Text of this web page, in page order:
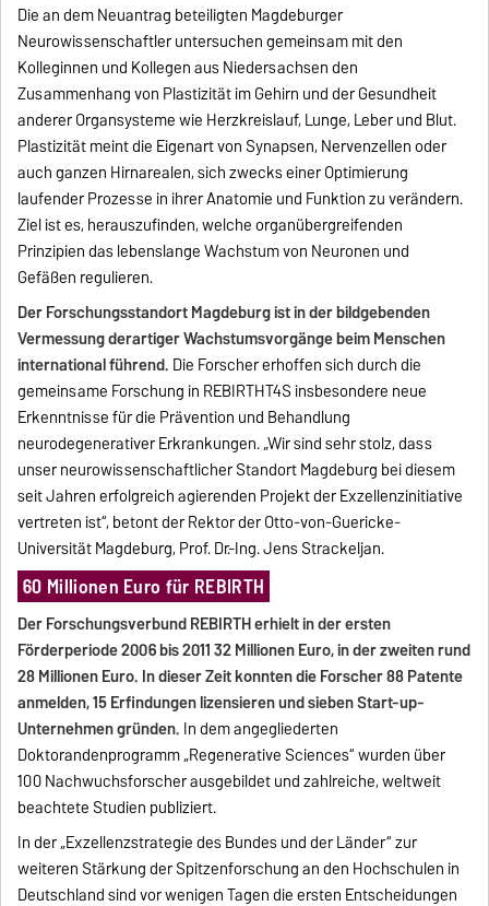
Die an dem Neuantrag beteiligten Magdeburger
Neurowissenschaftler untersuchen gemeinsam mit den
Kolleginnen und Kollegen aus Niedersachsen den
Zusammenhang von Plastizität im Gehirn und der Gesundheit
anderer Organsysteme wie Herzkreislauf, Lunge, Leber und Blut.
Plastizität meint die Eigenart von Synapsen, Nervenzellen oder
auch ganzen Hirnarealen, sich zwecks einer Optimierung
laufender Prozesse in ihrer Anatomie und Funktion zu verändern.
Ziel ist es, herauszufinden, welche organübergreifenden
Prinzipien das lebenslange Wachstum von Neuronen und
Gefäßen regulieren.
Der Forschungsstandort Magdeburg ist in der bildgebenden
Vermessung derartiger Wachstumsvorgänge beim Menschen
international führend. Die Forscher erhoffen sich durch die
gemeinsame Forschung in REBIRTHT4S insbesondere neue
Erkenntnisse für die Prävention und Behandlung
neurodegenerativer Erkrankungen. „Wir sind sehr stolz, dass
unser neurowissenschaftlicher Standort Magdeburg bei diesem
seit Jahren erfolgreich agierenden Projekt der Exzellenzinitiative
vertreten ist“, betont der Rektor der Otto-von-Guericke-
Universität Magdeburg, Prof. Dr.-Ing. Jens Strackeljan.
60 Millionen Euro für REBIRTH
Der Forschungsverbund REBIRTH erhielt in der ersten
Förderperiode 2006 bis 2011 32 Millionen Euro, in der zweiten rund
28 Millionen Euro. In dieser Zeit konnten die Forscher 88 Patente
anmelden, 15 Erfindungen lizensieren und sieben Start-up-
Unternehmen gründen. In dem angegliederten
Doktorandenprogramm „Regenerative Sciences“ wurden über
100 Nachwuchsforscher ausgebildet und zahlreiche, weltweit
beachtete Studien publiziert.
In der „Exzellenzstrategie des Bundes und der Länder“ zur
weiteren Stärkung der Spitzenforschung an den Hochschulen in
Deutschland sind vor wenigen Tagen die ersten Entscheidungen